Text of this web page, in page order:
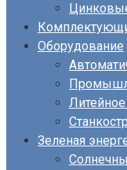
Оборудование
Зеленая